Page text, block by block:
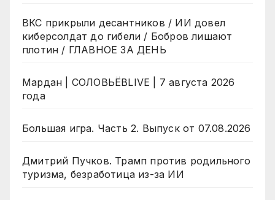
ВКС прикрыли десантников / ИИ довел
киберсолдат до гибели / Бобров лишают
плотин / ГЛАВНОЕ ЗА ДЕНЬ
Мардан | СОЛОВЬЁВLIVE | 7 августа 2026
года
Большая игра. Часть 2. Выпуск от 07.08.2026
Дмитрий Пучков. Трамп против родильного
туризма, безработица из-за ИИ